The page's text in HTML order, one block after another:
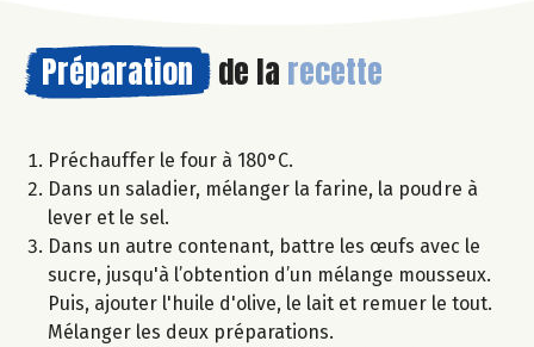
Préparation de la recette
Préchauffer le four à 180°C.
Dans un saladier, mélanger la farine, la poudre à
lever et le sel.
Dans un autre contenant, battre les œufs avec le
sucre, jusqu'à l’obtention d’un mélange mousseux.
Puis, ajouter l'huile d'olive, le lait et remuer le tout.
Mélanger les deux préparations.